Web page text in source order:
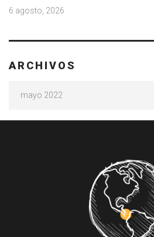
6 agosto, 2026
ARCHIVOS